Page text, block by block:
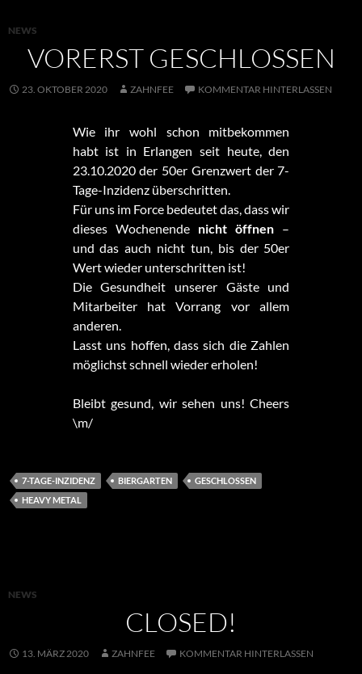
NEWS
VORERST GESCHLOSSEN
23. OKTOBER 2020 ZAHNFEE KOMMENTAR HINTERLASSEN
Wie ihr wohl schon mitbekommen
habt ist in Erlangen seit heute, den
23.10.2020 der 50er Grenzwert der 7-
Tage-Inzidenz überschritten.
Für uns im Force bedeutet das, dass wir
dieses Wochenende nicht öffnen –
und das auch nicht tun, bis der 50er
Wert wieder unterschritten ist!
Die Gesundheit unserer Gäste und
Mitarbeiter hat Vorrang vor allem
anderen.
Lasst uns hoffen, dass sich die Zahlen
möglichst schnell wieder erholen!
Bleibt gesund, wir sehen uns! Cheers
\m/
7-TAGE-INZIDENZ BIERGARTEN
GESCHLOSSEN
HEAVY METAL
NEWS
CLOSED!
13. MÄRZ 2020 ZAHNFEE KOMMENTAR HINTERLASSEN